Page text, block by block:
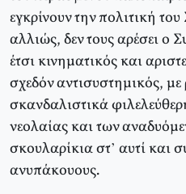
εγκρίνουν την πολιτική
αλλιώς, δεν τους αρέσει ο
έτσι κινηματικός και
σχεδόν αντισυστημικός,
σκανδαλιστικά
νεολαίας και των
σκουλαρίκια στ’ αυτί και
ανυπάκουους.